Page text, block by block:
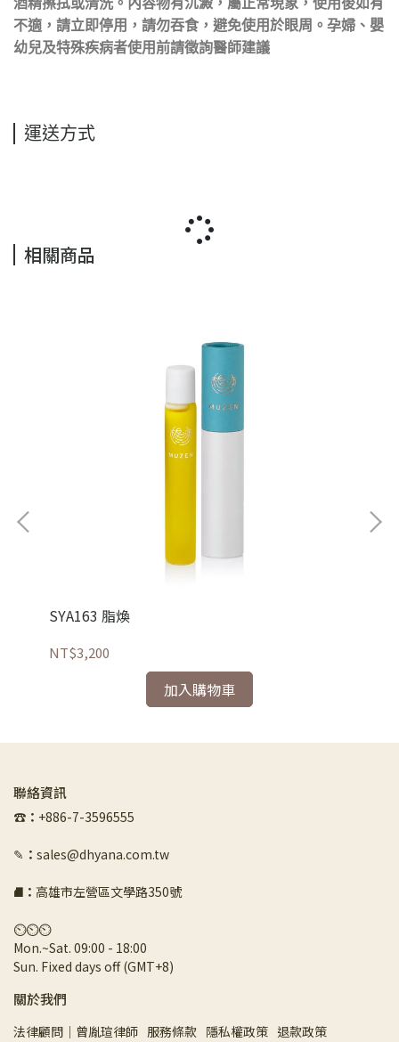
不適，請立即停用，請勿吞食，避免使用於眼周。孕婦、嬰
幼兒及特殊疾病者使用前請徵詢醫師建議
運送方式
相關商品
SYA163 脂煥
NT$3,200
加入購物車
聯絡資訊
☎︎ ： +886-7-3596555
✎ ： sales@dhyana.com.tw
⛘ ： 高雄市左營區文學路350號
⏲︎⏲︎⏲︎
Mon.~Sat. 09:00 - 18:00
Sun. Fixed days off (GMT+8)
關於我們
法律顧問｜曾胤瑄律師 服務條款 隱私權政策 退款政策